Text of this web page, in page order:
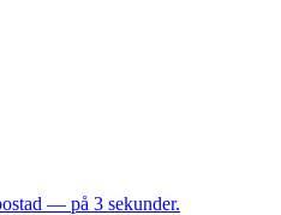
— på 3 sekunder.